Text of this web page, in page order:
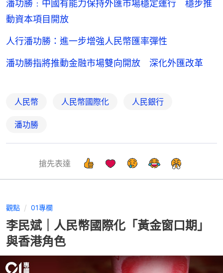
潘功勝﹕中國有能力保持外匯市場穩定運行 穩步推
動資本項目開放
人行潘功勝：進一步增強人民幣匯率彈性
潘功勝指將推動金融市場雙向開放 深化外匯改革
人民幣 人民幣國際化 人民銀行
潘功勝
搶先表達
觀點 01專欄
李民斌｜人民幣國際化「黃金窗口期」
與香港角色